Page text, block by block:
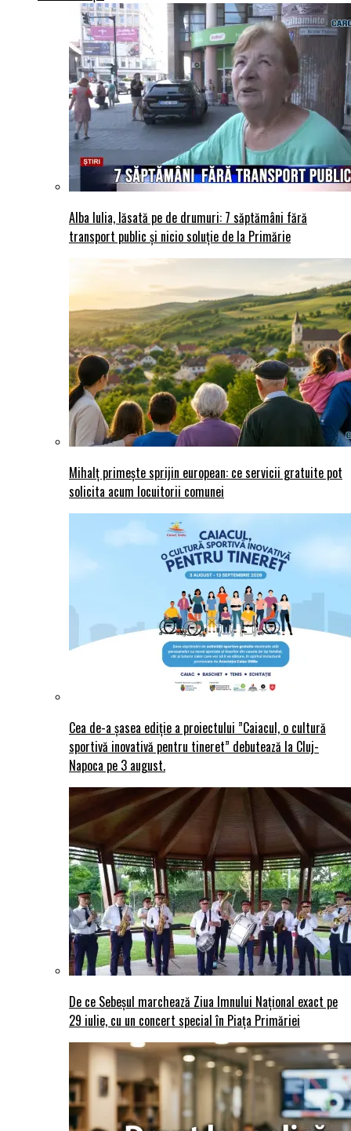
Alba Iulia, lăsată pe de drumuri: 7 săptămâni fără
transport public și nicio soluție de la Primărie
Mihalț primește sprijin european: ce servicii gratuite pot
solicita acum locuitorii comunei
Cea de-a șasea ediție a proiectului ”Caiacul, o cultură
sportivă inovativă pentru tineret” debutează la Cluj-
Napoca pe 3 august.
De ce Sebeșul marchează Ziua Imnului Național exact pe
29 iulie, cu un concert special în Piața Primăriei